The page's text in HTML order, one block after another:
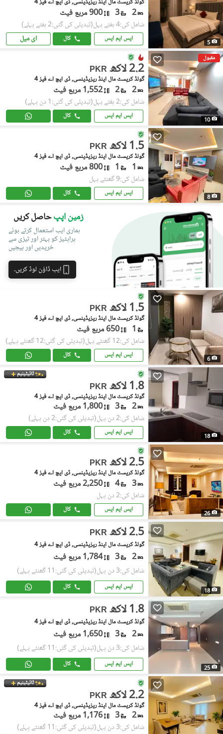
5
گولڈ کریسٹ مال اینڈ ریزیڈینسی, ڈی ایچ اے فیز 4
2
3 900 مربع فیٹ
شامل کی:4 ہفتے پہل (تبدیلی کی گئی:2 ہفتے پہلے)
ایس ایم ایس کال ای میل
مقبول
10
PKR 2.2 لاکھ
گولڈ کریسٹ مال اینڈ ریزیڈینسی, ڈی ایچ اے فیز 4
2
2 1,552 مربع فیٹ
شامل کی:2 ہفتے پہل (تبدیلی کی گئی:1 دن پہلے)
ایس ایم ایس کال
8
PKR 1.5 لاکھ
گولڈ کریسٹ مال اینڈ ریزیڈینسی, ڈی ایچ اے فیز 4
1
1 800 مربع فیٹ
شامل کی:9 گھنٹے پہل
ایس ایم ایس کال
زمین اپپحاصل کریں
ہماری ایپ استعمال کرتے ہوئے
پراپٹیز کو بہتر اور تیزی سے
خریدیں اور بیچیں
ایپ ڈاؤن لوڈ کریں۔
6
PKR 1.5 لاکھ
گولڈ کریسٹ مال اینڈ ریزیڈینسی, ڈی ایچ اے فیز 4
1 650 مربع فیٹ
شامل کی:12 گھنٹے پہل (تبدیلی کی گئی:12 گھنٹے پہلے)
ایس ایم ایس کال
18
ٹائیٹینیم
PKR 1.8 لاکھ
گولڈ کریسٹ مال اینڈ ریزیڈینسی, ڈی ایچ اے فیز 4
2
3 1,800 مربع فیٹ
شامل کی:2 دن پہل (تبدیلی کی گئی:2 دن پہلے)
ایس ایم ایس کال
26
PKR 2.5 لاکھ
گولڈ کریسٹ مال اینڈ ریزیڈینسی, ڈی ایچ اے فیز 4
3
4 2,250 مربع فیٹ
شامل کی:2 دن پہل
ایس ایم ایس کال
18
PKR 2.5 لاکھ
گولڈ کریسٹ مال اینڈ ریزیڈینسی, ڈی ایچ اے فیز 4
2
3 1,784 مربع فیٹ
شامل کی:3 دن پہل (تبدیلی کی گئی:11 گھنٹے پہلے)
ایس ایم ایس کال
25
PKR 1.8 لاکھ
گولڈ کریسٹ مال اینڈ ریزیڈینسی, ڈی ایچ اے فیز 4
2
3 1,650 مربع فیٹ
شامل کی:3 دن پہل (تبدیلی کی گئی:11 گھنٹے پہلے)
ایس ایم ایس کال
ٹائیٹینیم
PKR 2.2 لاکھ
گولڈ کریسٹ مال اینڈ ریزیڈینسی, ڈی ایچ اے فیز 4
2
3 1,176 مربع فیٹ
شامل کی:3 دن پہل (تبدیلی کی گئی:11 گھنٹے پہلے)